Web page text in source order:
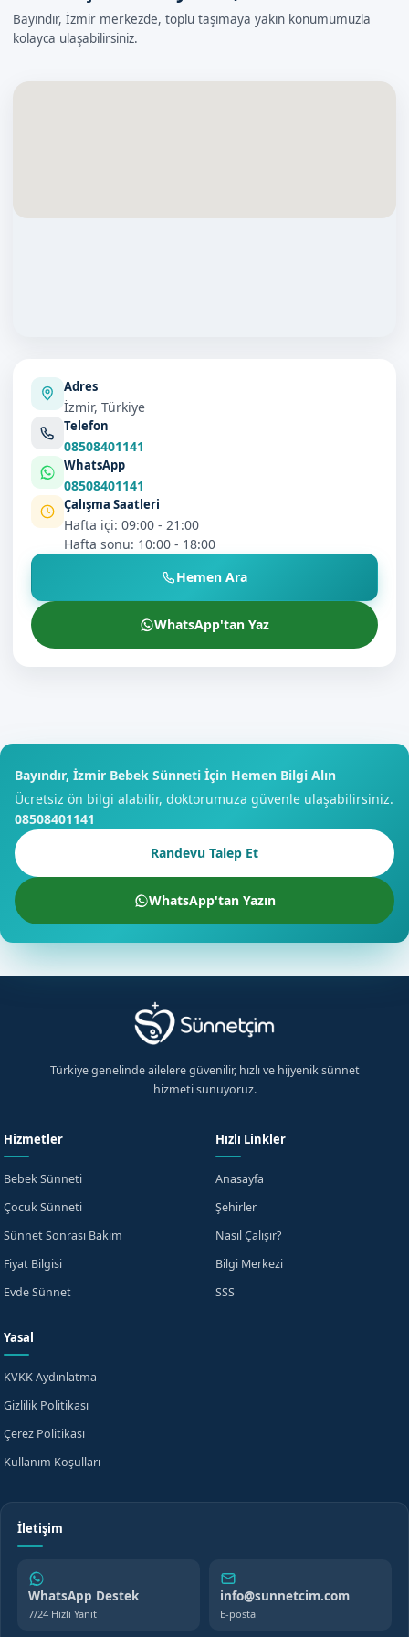
Bayındır, İzmir merkezde, toplu taşımaya yakın konumumuzla
kolayca ulaşabilirsiniz.
Adres
İzmir, Türkiye
Telefon
08508401141
WhatsApp
08508401141
Çalışma Saatleri
Hafta içi: 09:00 - 21:00
Hafta sonu: 10:00 - 18:00
Hemen Ara
WhatsApp'tan Yaz
Bayındır, İzmir Bebek Sünneti İçin Hemen Bilgi Alın
Ücretsiz ön bilgi alabilir, doktorumuza güvenle ulaşabilirsiniz.
08508401141
Randevu Talep Et
WhatsApp'tan Yazın
Türkiye genelinde ailelere güvenilir, hızlı ve hijyenik sünnet
hizmeti sunuyoruz.
Hizmetler
Bebek Sünneti
Çocuk Sünneti
Sünnet Sonrası Bakım
Fiyat Bilgisi
Evde Sünnet
Hızlı Linkler
Anasayfa
Şehirler
Nasıl Çalışır?
Bilgi Merkezi
SSS
Yasal
KVKK Aydınlatma
Gizlilik Politikası
Çerez Politikası
Kullanım Koşulları
İletişim
WhatsApp Destek
7/24 Hızlı Yanıt
info@sunnetcim.com
E-posta